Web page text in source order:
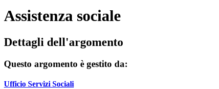
Assistenza sociale
Dettagli dell'argomento
Questo argomento è gestito da:
Ufficio Servizi Sociali